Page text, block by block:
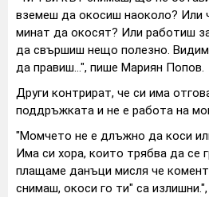
вземеш да окосиш наоколо? Или
минат да окосят? Или работиш
да свършиш нещо полезно.
да правиш...", пише Мариян Попов.
Други контрират, че си има
поддръжката и не е работа на
"Момчето не е длъжно да коси
Има си хора, които трябва да се
плащаме данъци мисля че
снимаш, окоси го ти" са